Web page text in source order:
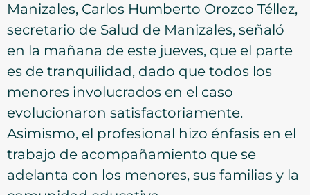
Manizales, Carlos Humberto Orozco Téllez,
secretario de Salud de Manizales, señaló
en la mañana de este jueves, que el parte
es de tranquilidad, dado que todos los
menores involucrados en el caso
evolucionaron satisfactoriamente.
Asimismo, el profesional hizo énfasis en el
trabajo de acompañamiento que se
adelanta con los menores, sus familias y la